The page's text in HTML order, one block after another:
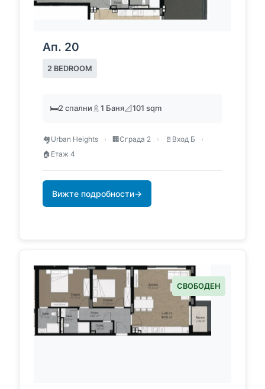
Ап. 20
2 BEDROOM
🛏️2 спални🚿1 Баня📐101 sqm
🏘️Urban Heights › 🏢Сграда 2 › 🚪 Вход Б
›
🏠 Етаж 4
Вижте подробности→
СВОБОДЕН